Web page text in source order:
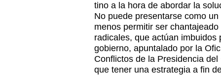
tino a la hora de abordar la
No puede presentarse como
menos permitir ser
radicales, que actúan
gobierno, apuntalado por la
Conflictos de la Presidencia
que tener una estrategia a fin